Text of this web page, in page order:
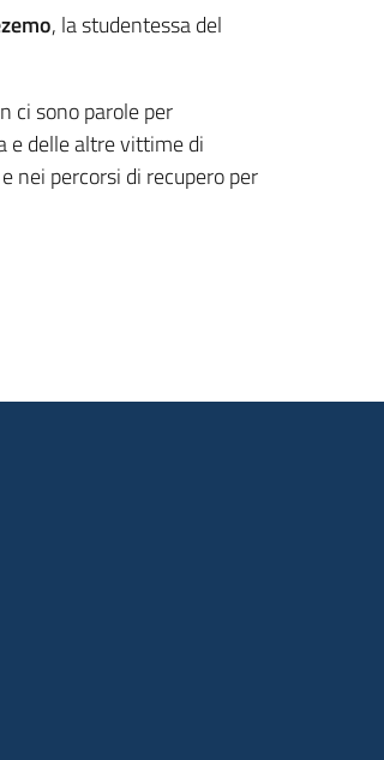
, la studentessa del
ci sono parole per
e delle altre vittime di
nei percorsi di recupero per